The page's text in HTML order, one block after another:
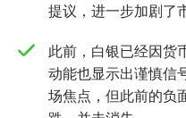
提议，进一步加剧了
此前，白银已经因货
动能也显示出谨慎信
场焦点，但此前的负